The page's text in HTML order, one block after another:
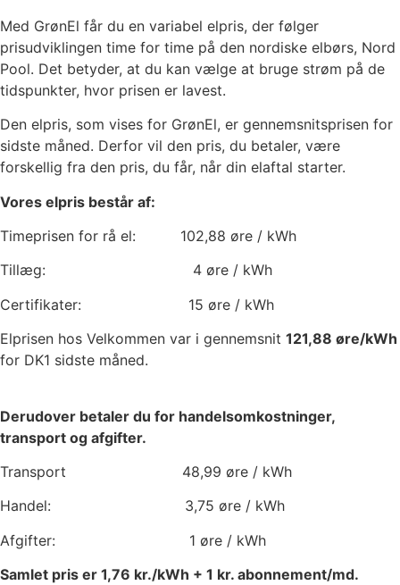
Med GrønEl får du en variabel elpris, der følger
prisudviklingen time for time på den nordiske elbørs, Nord
Pool. Det betyder, at du kan vælge at bruge strøm på de
tidspunkter, hvor prisen er lavest.
Den elpris, som vises for GrønEl, er gennemsnitsprisen for
sidste måned. Derfor vil den pris, du betaler, være
forskellig fra den pris, du får, når din elaftal starter.
Vores elpris består af:
Timeprisen for rå el: 102,88 øre / kWh
Tillæg: 4 øre / kWh
Certifikater: 15 øre / kWh
Elprisen hos Velkommen var i gennemsnit 121,88 øre/kWh
for DK1 sidste måned.
Derudover betaler du for handelsomkostninger,
transport og afgifter.
Transport 48,99 øre / kWh
Handel: 3,75 øre / kWh
Afgifter: 1 øre / kWh
Samlet pris er 1,76 kr./kWh + 1 kr. abonnement/md.